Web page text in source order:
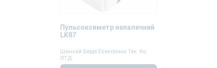
Пульсоксиметр напалечний
LK87
Шанхай Беррі Електронік Тех. Ко.
ЛТД